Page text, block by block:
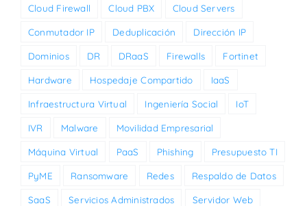
Cloud Firewall Cloud PBX Cloud Servers
Conmutador IP Deduplicación Dirección IP
Dominios DR DRaaS Firewalls Fortinet
Hardware Hospedaje Compartido IaaS
Infraestructura Virtual Ingeniería Social IoT
IVR Malware Movilidad Empresarial
Máquina Virtual PaaS Phishing Presupuesto TI
PyME Ransomware Redes Respaldo de Datos
SaaS Servicios Administrados Servidor Web